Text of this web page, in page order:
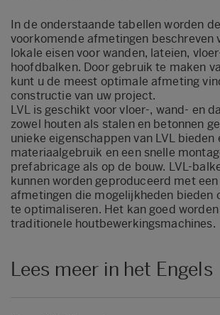
In de onderstaande tabellen worden
voorkomende afmetingen beschreven
lokale eisen voor wanden, lateien,
hoofdbalken. Door gebruik te maken
kunt u de meest optimale afmeting
constructie van uw project.
LVL is geschikt voor vloer-, wand- en
zowel houten als stalen en betonnen
unieke eigenschappen van LVL
materiaalgebruik en een snelle
prefabricage als op de bouw. LVL-
kunnen worden geproduceerd met
afmetingen die mogelijkheden bieden
te optimaliseren. Het kan goed
traditionele houtbewerkingsmachines.
Lees meer in het Engels